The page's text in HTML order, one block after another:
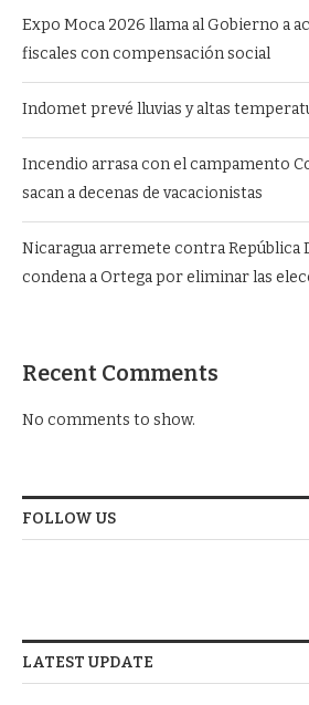
Expo Moca 2026 llama al Gobierno a
fiscales con compensación social
Indomet prevé lluvias y altas
Incendio arrasa con el campamento
sacan a decenas de vacacionistas
Nicaragua arremete contra República
condena a Ortega por eliminar las
Recent Comments
No comments to show.
FOLLOW US
LATEST UPDATE